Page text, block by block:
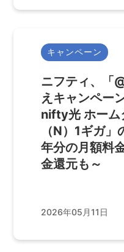
キャンペーン
ニフティ、「
えキャンペー
nifty光 ホーム
（N）1ギガ
年分の月額料
金還元も～
2026年05月11日